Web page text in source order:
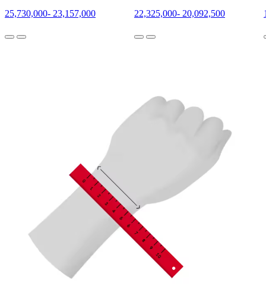
25,730,000- 23,157,000
22,325,000- 20,092,500